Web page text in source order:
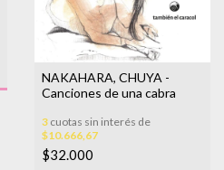
NAKAHARA, CHUYA -
Canciones de una cabra
3 cuotas sin interés de
$10.666,67
$32.000